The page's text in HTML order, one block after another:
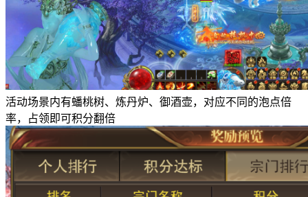
活动场景内有蟠桃树、炼丹炉、御酒壶，对应不同的泡点倍
率，占领即可积分翻倍